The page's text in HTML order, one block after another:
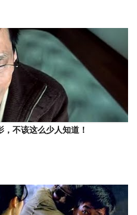
，不该这么少人知道！